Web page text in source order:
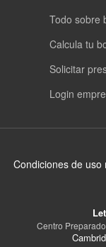
Todo sobre
Calcula tu
Solicitar
Login
Condiciones de uso
Centro